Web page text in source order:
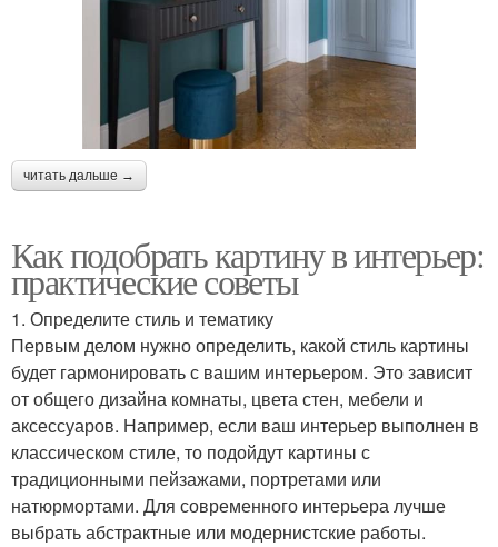
читать дальше →
Как подобрать картину в интерьер:
практические советы
1. Определите стиль и тематику
Первым делом нужно определить, какой стиль картины
будет гармонировать с вашим интерьером. Это зависит
от общего дизайна комнаты, цвета стен, мебели и
аксессуаров. Например, если ваш интерьер выполнен в
классическом стиле, то подойдут картины с
традиционными пейзажами, портретами или
натюрмортами. Для современного интерьера лучше
выбрать абстрактные или модернистские работы.